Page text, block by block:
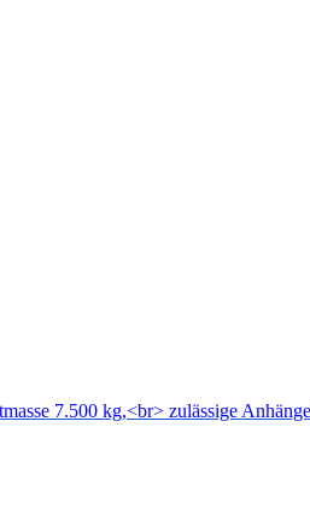
7.500 kg,<br> zulässige